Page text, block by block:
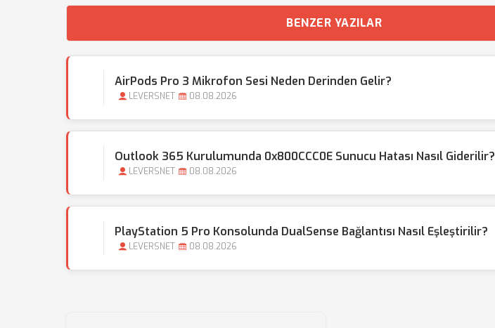
BENZER YAZILAR
AirPods Pro 3 Mikrofon Sesi Neden Derinden Gelir?
LEVERSNET 08.08.2026
Outlook 365 Kurulumunda 0x800CCC0E Sunucu Hatası Nasıl Giderilir?
LEVERSNET 08.08.2026
PlayStation 5 Pro Konsolunda DualSense Bağlantısı Nasıl Eşleştirilir?
LEVERSNET 08.08.2026